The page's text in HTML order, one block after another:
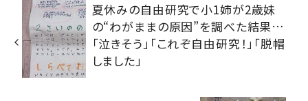
夏休みの自由研究で小1姉が2歳妹
の“わがままの原因”を調べた結果…
「泣きそう」「これぞ自由研究！」「脱帽
しました」